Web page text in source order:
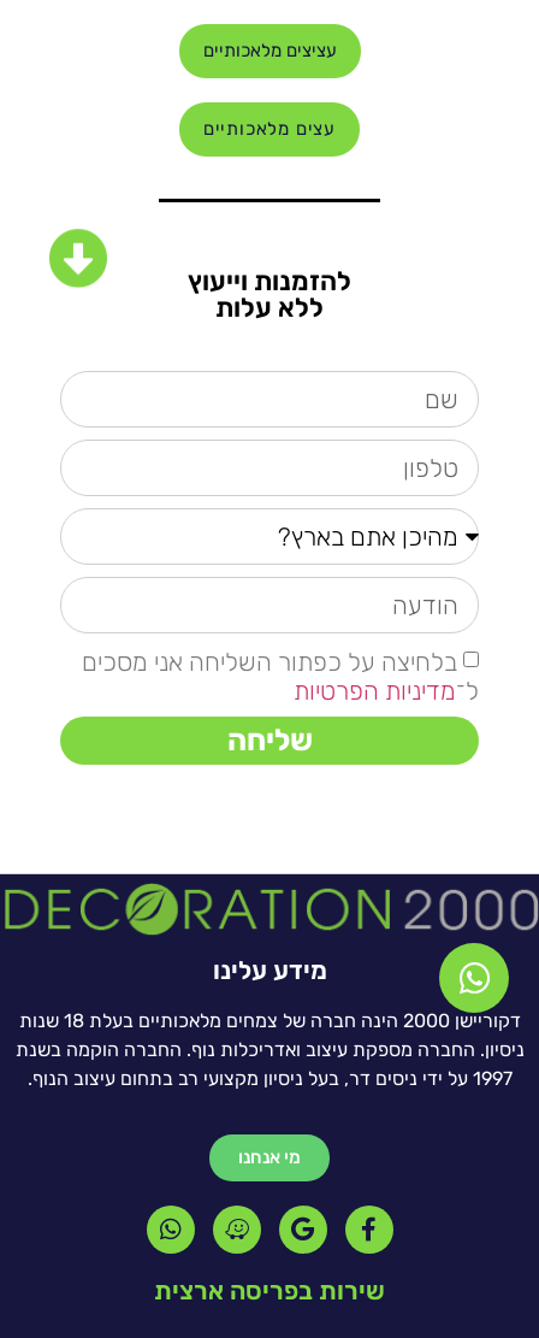
עציצים מלאכותיים
עצים מלאכותיים
להזמנות וייעוץ
ללא עלות
בלחיצה על כפתור השליחה אני מסכים
ל־מדיניות הפרטיות
שליחה
מידע עלינו
דקוריישן 2000 הינה חברה של צמחים מלאכותיים בעלת 18 שנות
ניסיון. החברה מספקת עיצוב ואדריכלות נוף. החברה הוקמה בשנת
1997 על ידי ניסים דר, בעל ניסיון מקצועי רב בתחום עיצוב הנוף.
מי אנחנו
שירות בפריסה ארצית